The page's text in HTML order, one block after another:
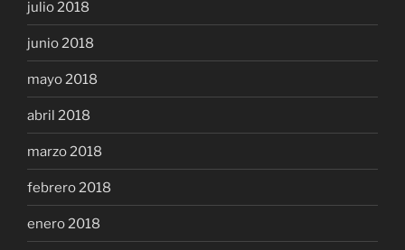
julio 2018
junio 2018
mayo 2018
abril 2018
marzo 2018
febrero 2018
enero 2018